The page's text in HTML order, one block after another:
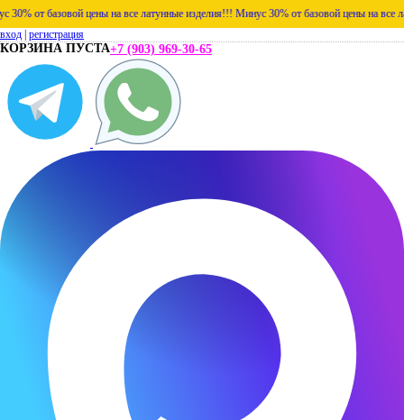
от базовой цены на все латунные изделия!!! Минус 30% от базовой цены на все
вход регистрация
КОРЗИНА ПУСТА+7 (903) 969-30-65